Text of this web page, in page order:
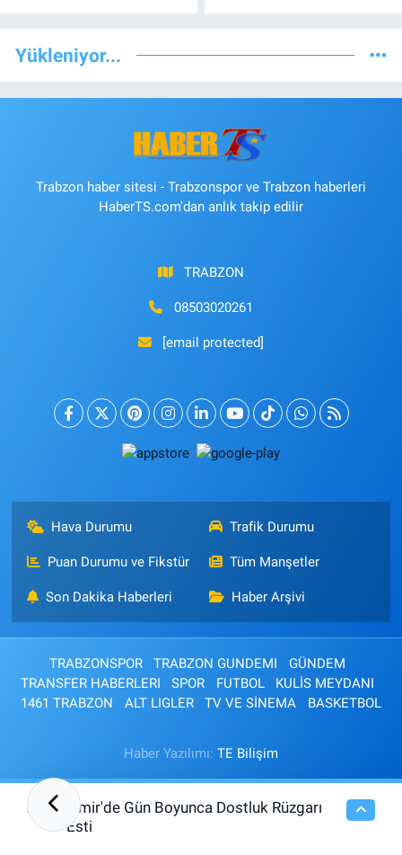
Yükleniyor...
Trabzon haber sitesi - Trabzonspor ve Trabzon haberleri
HaberTS.com'dan anlık takip edilir
TRABZON
08503020261
[email protected]
Hava Durumu Trafik Durumu
Puan Durumu ve Fikstür Tüm Manşetler
Son Dakika Haberleri Haber Arşivi
TRABZONSPOR TRABZON GUNDEMI
GÜNDEM
TRANSFER HABERLERI
SPOR FUTBOL
KULİS MEYDANI
1461 TRABZON
ALT LIGLER TV VE SİNEMA BASKETBOL
Haber Yazılımı: TE Bilişim
20:05
İzmir'de Gün Boyunca Dostluk Rüzgarı
Esti